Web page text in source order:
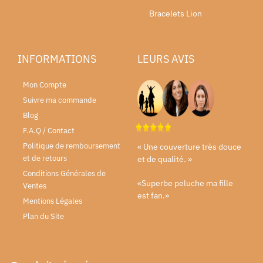
Bracelets Lion
INFORMATIONS
Mon Compte
Suivre ma commande
Blog
F.A.Q / Contact
Politique de remboursement
et de retours
Conditions Générales de
Ventes
Mentions Légales
Plan du Site
LEURS AVIS
« Une couverture très douce
et de qualité. »
«Superbe peluche ma fille
est fan.»